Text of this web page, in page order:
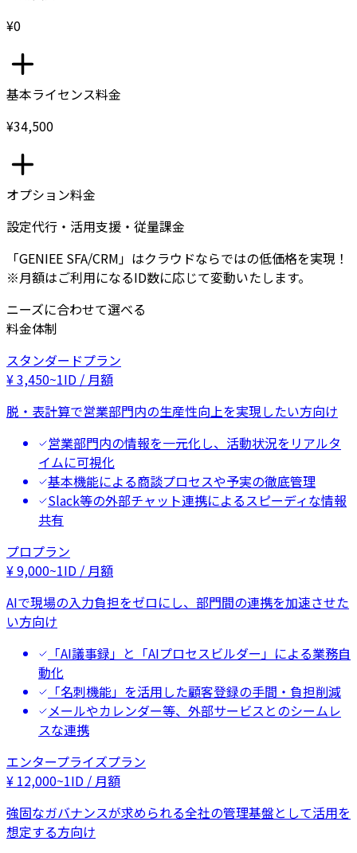
¥0
基本ライセンス料金
¥34,500
オプション料金
設定代行・活用支援・従量課金
「GENIEE SFA/CRM」はクラウドならではの低価格を実現！
※月額はご利用になるID数に応じて変動いたします。
ニーズに合わせて選べる
料金体制
スタンダードプラン
¥3,450~1ID / 月額
脱・表計算で営業部門内の生産性向上を実現したい方向け
営業部門内の情報を一元化し、活動状況をリアルタ
イムに可視化
基本機能による商談プロセスや予実の徹底管理
Slack等の外部チャット連携によるスピーディな情報
共有
プロプラン
¥9,000~1ID / 月額
AIで現場の入力負担をゼロにし、部門間の連携を加速させた
い方向け
「AI議事録」と「AIプロセスビルダー」による業務自
動化
「名刺機能」を活用した顧客登録の手間・負担削減
メールやカレンダー等、外部サービスとのシームレ
スな連携
エンタープライズプラン
¥ 12,000~1ID / 月額
強固なガバナンスが求められる全社の管理基盤として活用を
想定する方向け